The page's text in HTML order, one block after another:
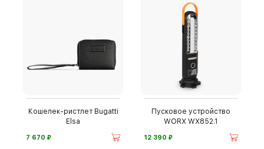
Кошелек-ристлет Bugatti
Elsa
7 670 ⃏
Пусковое устройство
WORX WX852.1
12 390 ⃏